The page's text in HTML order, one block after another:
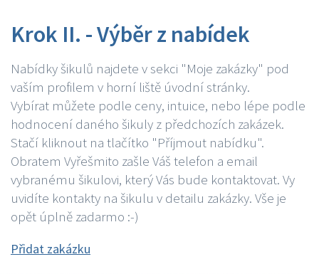
Krok II. - Výběr z nabídek
Nabídky šikulů najdete v sekci "Moje zakázky" pod
vaším profilem v horní liště úvodní stránky.
Vybírat můžete podle ceny, intuice, nebo lépe podle
hodnocení daného šikuly z předchozích zakázek.
Stačí kliknout na tlačítko "Příjmout nabídku".
Obratem Vyřešmito zašle Váš telefon a email
vybranému šikulovi, který Vás bude kontaktovat. Vy
uvidíte kontakty na šikulu v detailu zakázky. Vše je
opět úplně zadarmo :-)
Přidat zakázku